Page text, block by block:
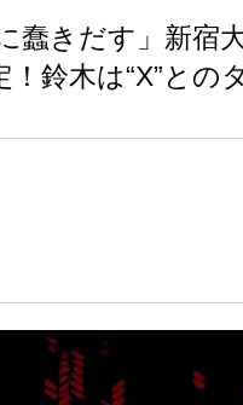
蠢きだす」新宿
鈴木は“X”との